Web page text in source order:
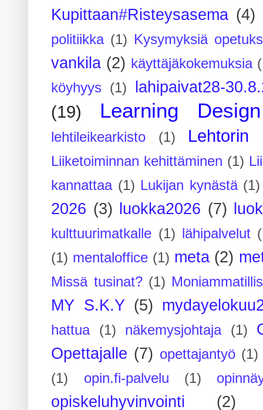
Kupittaan#Risteysasema (4)
politiikka (1) Kysymyksiä
vankila (2) käyttäjäkokemuksia
köyhyys
(1) lahipaivat28-
(19) Learning Design
lehtileikearkisto (1) Lehtorin
Liiketoiminnan kehittäminen (1)
kannattaa (1) Lukijan kynästä (1)
2026 (3) luokka2026 (7)
kulttuurimatkalle (1) lähipalvelut
(1) mentaloffice (1) meta (2)
Missä tusinat? (1)
MY S.K.Y (5)
hattua (1) näkemysjohtaja (1)
Opettajalle (7) opettajantyö (1)
(1)
opin.fi-palvelu (1)
opiskeluhyvinvointi (2)